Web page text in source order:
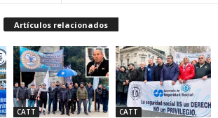
Artículos relacionados
CATT CATT